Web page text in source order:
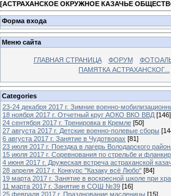
[АСТРАХАНСКОЕ ОКРУЖНОЕ КАЗАЧЬЕ
Форма входа
Меню сайта
ГЛАВНАЯ СТРАНИЦА ФОРУМ
ПАМЯТКА АСТРАХАНСКОГ...
Categories
23-24 декабря 2017 г. Зимние военно-
18 ноября 2017 г. Отчетный круг АОКО ВКО ВВД [146]
24 сентября 2017 г. Тренировка в Кремле [50]
27 августа 2017 г. Детские военно-полевые сборы
6 августа 2017 г. Занятие в Чудотворах [81]
23 июля 2017 г. Поездка в лагерь Володарского
15 июля 2017 г. Соревнования по стрельбе и
4 июня 2017 г. Дружеская встреча астраханской
28 апреля 2017 г. Конкурс "Казаку всё Любо" [84]
19 марта 2017 г. Занятие в воскресной школе при
11 марта 2017 г. Занятие в СОШ №39 [16]
25 февраля 2017 г. Празднование масленицы [15]